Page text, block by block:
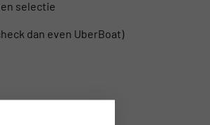
selectie
dan even UberBoat)